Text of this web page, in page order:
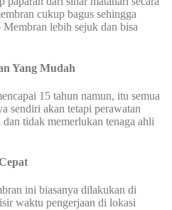
cukup bagus sehingga
lebih sejuk dan bisa
Yang Mudah
15 tahun namun, itu semua
sendiri akan tetapi perawatan
tidak memerlukan tenaga ahli
ini biasanya dilakukan di
waktu pengerjaan di lokasi